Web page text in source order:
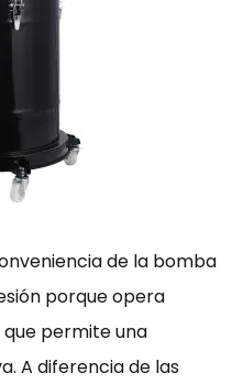
de la bomba
porque opera
permite una
A diferencia de las